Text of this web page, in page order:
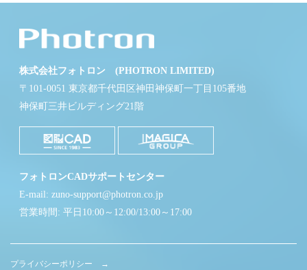
株式会社フォトロン (PHOTRON LIMITED)
〒101-0051 東京都千代田区神田神保町一丁目105番地
神保町三井ビルディング21階
フォトロンCADサポートセンター
E-mail: zuno-support@photron.co.jp
営業時間: 平日10:00～12:00/13:00～17:00
プライバシーポリシー →